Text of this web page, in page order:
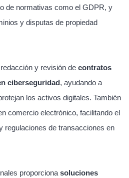
de normativas como el GDPR, y
y disputas de propiedad
y revisión de contratos
ciberseguridad, ayudando a
los activos digitales. También
comercio electrónico, facilitando el
regulaciones de transacciones en
proporciona soluciones